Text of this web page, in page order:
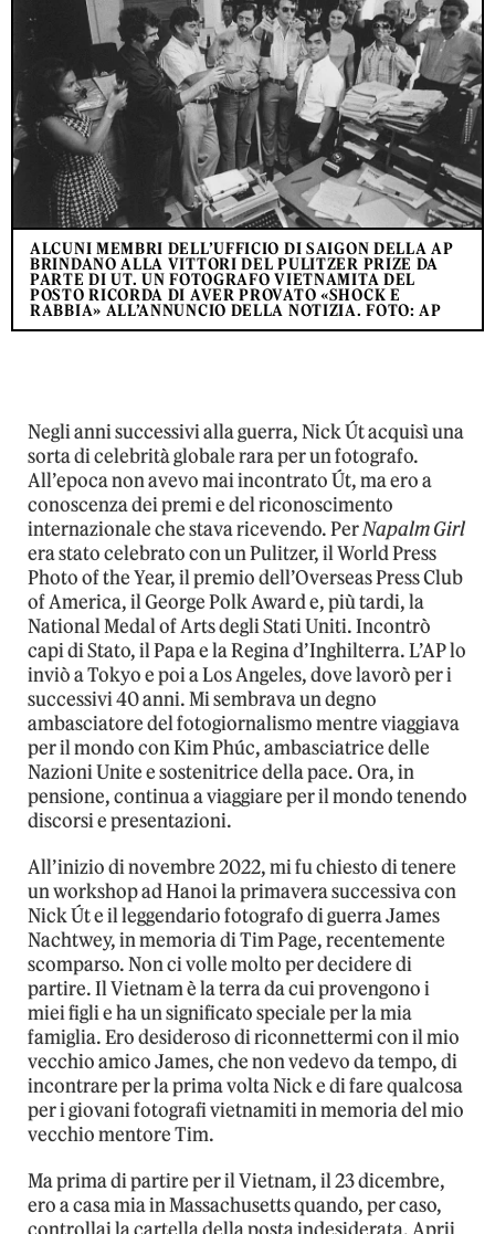
ALCUNI MEMBRI DELL’UFFICIO DI SAIGON DELLA AP
BRINDANO ALLA VITTORI DEL PULITZER PRIZE DA
PARTE DI UT. UN FOTOGRAFO VIETNAMITA DEL
POSTO RICORDA DI AVER PROVATO «SHOCK E
RABBIA» ALL’ANNUNCIO DELLA NOTIZIA. FOTO: AP
Negli anni successivi alla guerra, Nick Út acquisì una
sorta di celebrità globale rara per un fotografo.
All’epoca non avevo mai incontrato Út, ma ero a
conoscenza dei premi e del riconoscimento
internazionale che stava ricevendo. PerNapalm Girl
era stato celebrato con un Pulitzer, il World Press
Photo of the Year, il premio dell’Overseas Press Club
of America, il George Polk Award e, più tardi, la
National Medal of Arts degli Stati Uniti. Incontrò
capi di Stato, il Papa e la Regina d’Inghilterra. L’AP lo
inviò a Tokyo e poi a Los Angeles, dove lavorò per i
successivi 40 anni. Mi sembrava un degno
ambasciatore del fotogiornalismo mentre viaggiava
per il mondo con Kim Phúc, ambasciatrice delle
Nazioni Unite e sostenitrice della pace. Ora, in
pensione, continua a viaggiare per il mondo tenendo
discorsi e presentazioni.
All’inizio di novembre 2022, mi fu chiesto di tenere
un workshop ad Hanoi la primavera successiva con
Nick Út e il leggendario fotografo di guerra James
Nachtwey, in memoria di Tim Page, recentemente
scomparso. Non ci volle molto per decidere di
partire. Il Vietnam è la terra da cui provengono i
miei figli e ha un significato speciale per la mia
famiglia. Ero desideroso di riconnettermi con il mio
vecchio amico James, che non vedevo da tempo, di
incontrare per la prima volta Nick e di fare qualcosa
per i giovani fotografi vietnamiti in memoria del mio
vecchio mentore Tim.
Ma prima di partire per il Vietnam, il 23 dicembre,
ero a casa mia in Massachusetts quando, per caso,